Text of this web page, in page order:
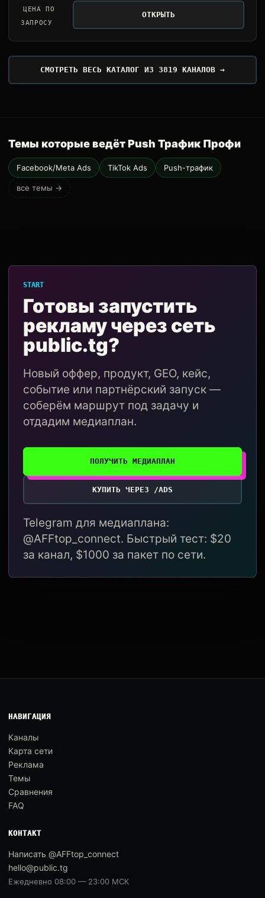
ЦЕНА ПО
ЗАПРОСУ
ОТКРЫТЬ
СМОТРЕТЬ ВЕСЬ КАТАЛОГ ИЗ 3819 КАНАЛОВ →
Темы которые ведёт Push Трафик Профи
Facebook/Meta Ads TikTok Ads Push-трафик
все темы →
START
Готовы запустить
рекламу через сеть
public.tg?
Новый оффер, продукт, GEO, кейс,
событие или партнёрский запуск —
соберём маршрут под задачу и
отдадим медиаплан.
ПОЛУЧИТЬ МЕДИАПЛАН
КУПИТЬ ЧЕРЕЗ /ADS
Telegram для медиаплана:
@AFFtop_connect. Быстрый тест: $20
за канал, $1000 за пакет по сети.
НАВИГАЦИЯ
Каналы
Карта сети
Реклама
Темы
Сравнения
FAQ
КОНТАКТ
Написать @AFFtop_connect
hello@public.tg
Ежедневно 08:00 — 23:00 МСК